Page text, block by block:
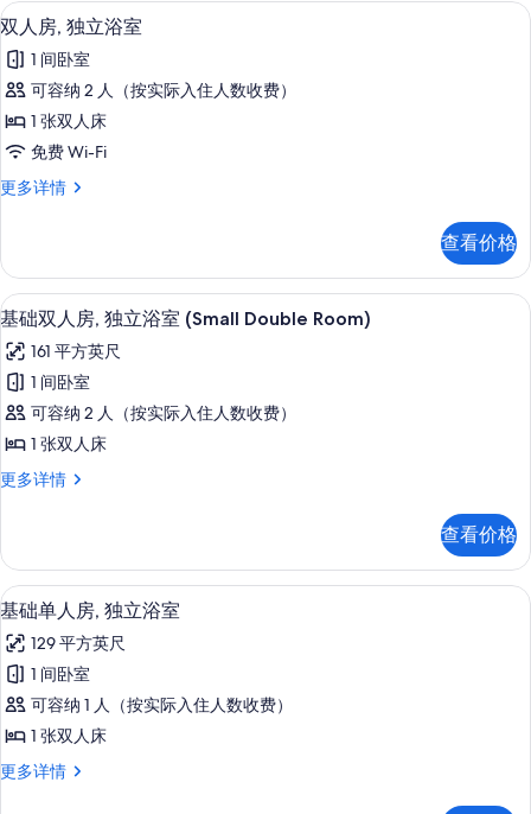
显
示
双
人
房,
立
室
的
所
有
照
片
11
双人房, 独立浴室
1 间卧室
可容纳 2 人（按实际入住人数收费）
1 张双人床
免费 Wi-Fi
更多详情
双
立
浴
室
多
信
息
查看价格
显
示
基
础
双
房,
立
浴
室
(Small
Double
Room)
的
所
11
基础双人房, 独立浴室 (Small Double Room)
161 平方英尺
1 间卧室
可容纳 2 人（按实际入住人数收费）
1 张双人床
更多详情
基
房,
独
立
室
(Small
Double
Room)
更
信
查看价格
显
示
基
础
单
房,
7
基础单人房, 独立浴室
129 平方英尺
1 间卧室
可容纳 1 人（按实际入住人数收费）
1 张双人床
更多详情
基